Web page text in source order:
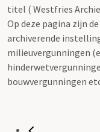
titel ( Westfries
Op deze pagina zijn
archiverende
milieuvergunningen
bouwvergunningen